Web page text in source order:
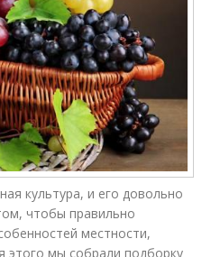
культура, и его довольно
чтобы правильно
местности,
этого мы собрали подборку